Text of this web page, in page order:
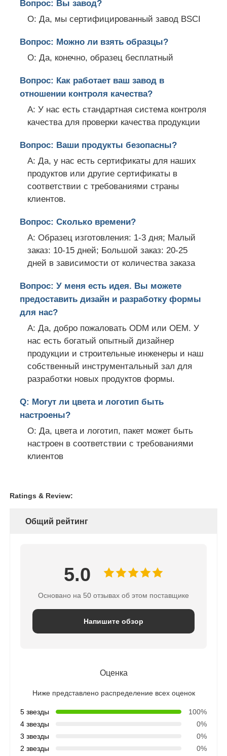
Вопрос: Вы завод?
О: Да, мы сертифицированный завод BSCI
Вопрос: Можно ли взять образцы?
О: Да, конечно, образец бесплатный
Вопрос: Как работает ваш завод в
отношении контроля качества?
A: У нас есть стандартная система контроля
качества для проверки качества продукции
Вопрос: Ваши продукты безопасны?
A: Да, у нас есть сертификаты для наших
продуктов или другие сертификаты в
соответствии с требованиями страны
клиентов.
Вопрос: Сколько времени?
A: Образец изготовления: 1-3 дня; Малый
заказ: 10-15 дней; Большой заказ: 20-25
дней в зависимости от количества заказа
Вопрос: У меня есть идея. Вы можете
предоставить дизайн и разработку формы
для нас?
A: Да, добро пожаловать ODM или OEM. У
нас есть богатый опытный дизайнер
продукции и строительные инженеры и наш
собственный инструментальный зал для
разработки новых продуктов формы.
Q: Могут ли цвета и логотип быть
настроены?
О: Да, цвета и логотип, пакет может быть
настроен в соответствии с требованиями
клиентов
Ratings & Review:
Общий рейтинг
5.0
Основано на 50 отзывах об этом поставщике
Напишите обзор
Оценка
Ниже представлено распределение всех оценок
5 звезды
100%
4 звезды
0%
3 звезды
0%
2 звезды
0%